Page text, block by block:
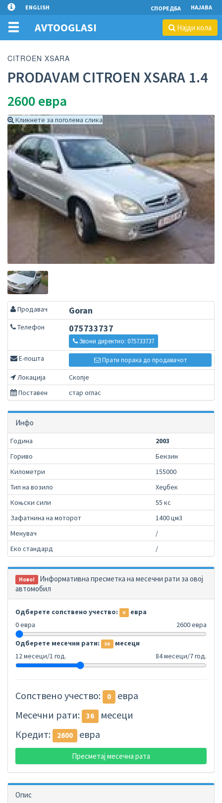
ENGLISH СПОРЕДБА НАЈАВА
AVTOOGLASI Најди кола
CITROEN XSARA
PRODAVAM CITROEN XSARA 1.4
2600евра
Кликнете за поголема слика
Продавач Goran
Телефон 075733737
Звони директно: 075733737
Е-пошта Прати порака до продавачот
Локација
Скопје
Поставен
стар оглас
Инфо
Година
2003
Гориво
Бензин
Километри
155000
Тип на возило
Хеџбек
Коњски сили
55 кс
Зафатнина на моторот
1400 цм3
Менувач
/
Еко стандард
/
Ново! Информативна пресметка на месечни рати за овој
автомобил
Одберете сопствено учество: 0 евра
0 евра
2600 евра
Одберете месечни рати: 36 месеци
12 месеци/1 год.
84 месеци/7 год.
Сопствено учество: 0
евра
Месечни рати:
36
месеци
Кредит:
2600 евра
Пресметај месечна рата
Опис